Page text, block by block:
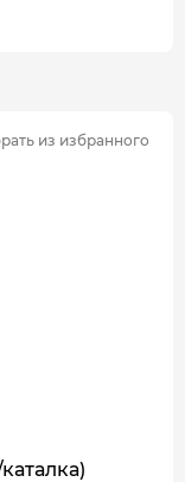
из избранного